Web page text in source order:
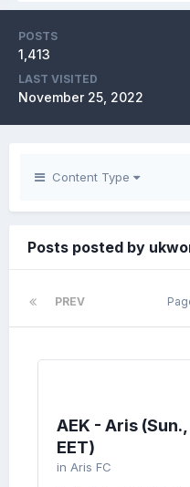
POSTS
1,413
LAST VISITED
November 25, 2022
Content Type
Posts posted by
PREV
AEK - Aris
EET)
in Aris FC